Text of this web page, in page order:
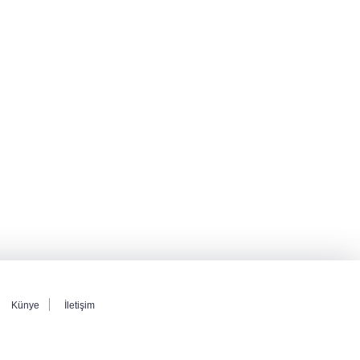
Künye İletişim